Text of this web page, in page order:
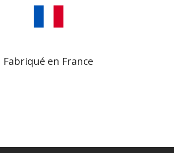
Fabriqué en France